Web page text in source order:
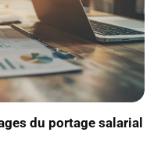
du portage salarial